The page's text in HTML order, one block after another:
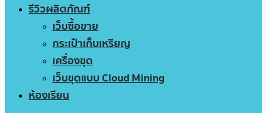
รีวิวผลิตภัณฑ์
เว็บซื้อขาย
กระเป๋าเก็บเหรียญ
เครื่องขุด
เว็บขุดแบบ Cloud Mining
ห้องเรียน